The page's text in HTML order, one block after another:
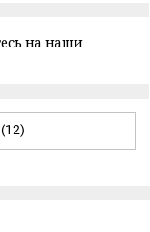
на наши
(12)